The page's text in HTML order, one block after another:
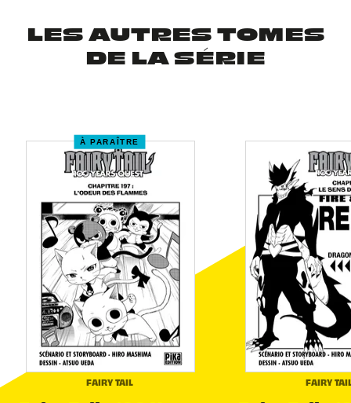
LES AUTRES TOMES
DE LA SÉRIE
À PARAÎTRE
FAIRY TAIL FAIRY